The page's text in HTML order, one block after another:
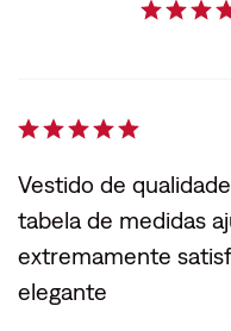
Vestido de
tabela de medidas
extremamente
elegante